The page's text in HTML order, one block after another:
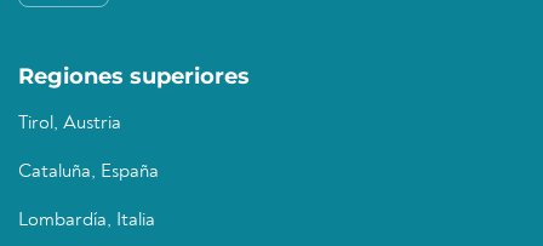
Regiones superiores
Tirol, Austria
Cataluña, España
Lombardía, Italia